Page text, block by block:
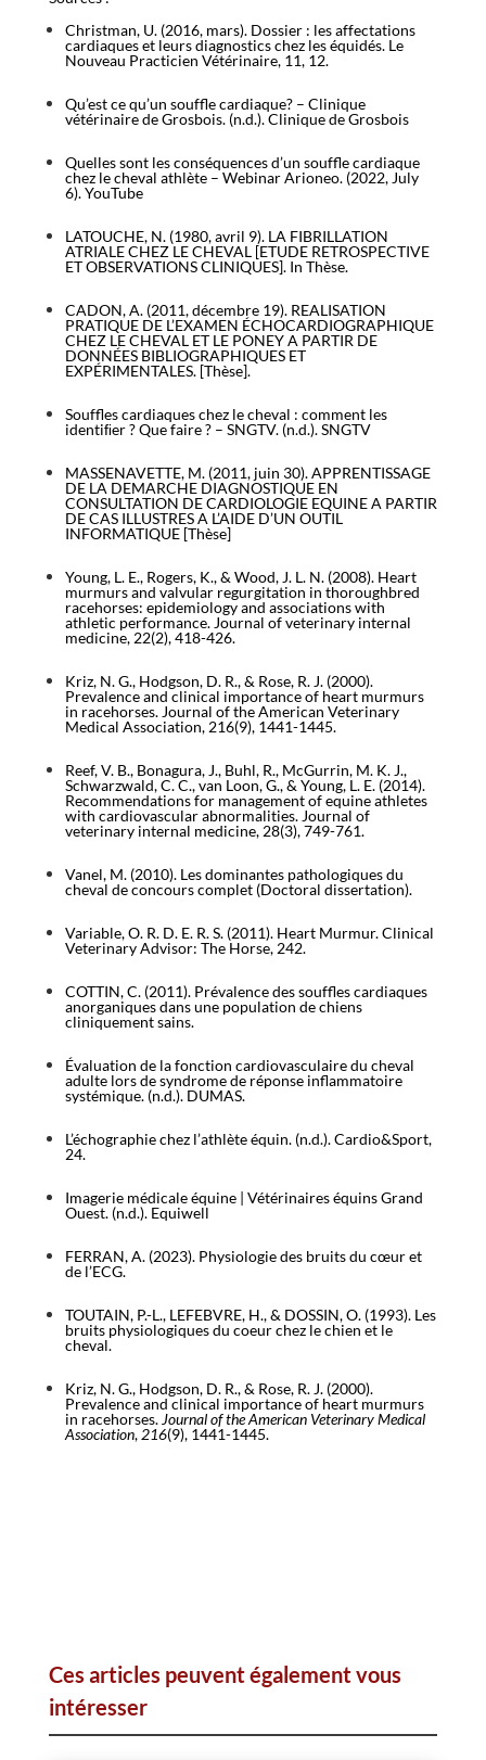
Christman, U. (2016, mars). Dossier : les affectations
cardiaques et leurs diagnostics chez les équidés. Le
Nouveau Practicien Vétérinaire, 11, 12.
Qu’est ce qu’un souffle cardiaque? – Clinique
vétérinaire de Grosbois. (n.d.). Clinique de Grosbois
Quelles sont les conséquences d’un souffle cardiaque
chez le cheval athlète – Webinar Arioneo. (2022, July
6). YouTube
LATOUCHE, N. (1980, avril 9). LA FIBRILLATION
ATRIALE CHEZ LE CHEVAL [ETUDE RETROSPECTIVE
ET OBSERVATIONS CLINIQUES]. In Thèse.
CADON, A. (2011, décembre 19). REALISATION
PRATIQUE DE L’EXAMEN ÉCHOCARDIOGRAPHIQUE
CHEZ LE CHEVAL ET LE PONEY A PARTIR DE
DONNÉES BIBLIOGRAPHIQUES ET
EXPÉRIMENTALES. [Thèse].
Souffles cardiaques chez le cheval : comment les
identiﬁer ? Que faire ? – SNGTV. (n.d.). SNGTV
MASSENAVETTE, M. (2011, juin 30). APPRENTISSAGE
DE LA DEMARCHE DIAGNOSTIQUE EN
CONSULTATION DE CARDIOLOGIE EQUINE A PARTIR
DE CAS ILLUSTRES A L’AIDE D’UN OUTIL
INFORMATIQUE [Thèse]
Young, L. E., Rogers, K., & Wood, J. L. N. (2008). Heart
murmurs and valvular regurgitation in thoroughbred
racehorses: epidemiology and associations with
athletic performance. Journal of veterinary internal
medicine, 22(2), 418-426.
Kriz, N. G., Hodgson, D. R., & Rose, R. J. (2000).
Prevalence and clinical importance of heart murmurs
in racehorses. Journal of the American Veterinary
Medical Association, 216(9), 1441-1445.
Reef, V. B., Bonagura, J., Buhl, R., McGurrin, M. K. J.,
Schwarzwald, C. C., van Loon, G., & Young, L. E. (2014).
Recommendations for management of equine athletes
with cardiovascular abnormalities. Journal of
veterinary internal medicine, 28(3), 749-761.
Vanel, M. (2010). Les dominantes pathologiques du
cheval de concours complet (Doctoral dissertation).
Variable, O. R. D. E. R. S. (2011). Heart Murmur. Clinical
Veterinary Advisor: The Horse, 242.
COTTIN, C. (2011). Prévalence des souffles cardiaques
anorganiques dans une population de chiens
cliniquement sains.
Évaluation de la fonction cardiovasculaire du cheval
adulte lors de syndrome de réponse inflammatoire
systémique. (n.d.). DUMAS.
L’échographie chez l’athlète équin. (n.d.). Cardio&Sport,
24.
Imagerie médicale équine | Vétérinaires équins Grand
Ouest. (n.d.). Equiwell
FERRAN, A. (2023). Physiologie des bruits du cœur et
de l’ECG.
TOUTAIN, P.-L., LEFEBVRE, H., & DOSSIN, O. (1993). Les
bruits physiologiques du coeur chez le chien et le
cheval.
Kriz, N. G., Hodgson, D. R., & Rose, R. J. (2000).
Prevalence and clinical importance of heart murmurs
in racehorses. Journal of the American Veterinary Medical
Association, 216(9), 1441-1445.
Ces articles peuvent également vous
intéresser